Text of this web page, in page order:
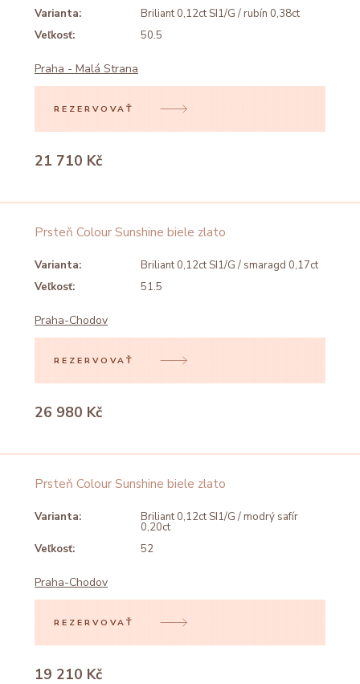
Varianta:
Briliant 0,12ct SI1/G / rubín 0,38ct
Veľkosť:
50.5
Praha - Malá Strana
REZERVOVAŤ
21 710 Kč
Prsteň Colour Sunshine biele zlato
Varianta:
Briliant 0,12ct SI1/G / smaragd 0,17ct
Veľkosť:
51.5
Praha-Chodov
REZERVOVAŤ
26 980 Kč
Prsteň Colour Sunshine biele zlato
Varianta: Briliant 0,12ct SI1/G / modrý safír
0,20ct
Veľkosť:
52
Praha-Chodov
REZERVOVAŤ
19 210 Kč